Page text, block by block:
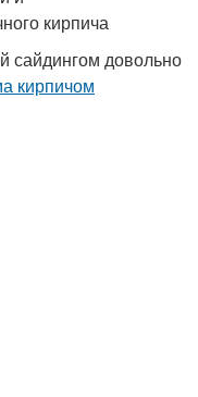
сайдингом довольно
кирпичом